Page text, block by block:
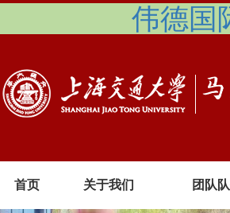
伟德国
首页 关于我们 团队